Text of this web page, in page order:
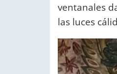
ventanales
las luces